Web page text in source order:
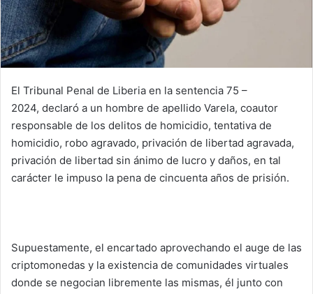
El Tribunal Penal de Liberia en la sentencia 75 –
2024, declaró a un hombre de apellido Varela, coautor
responsable de los delitos de homicidio, tentativa de
homicidio, robo agravado, privación de libertad agravada,
privación de libertad sin ánimo de lucro y daños, en tal
carácter le impuso la pena de cincuenta años de prisión.
Supuestamente, el encartado aprovechando el auge de las
criptomonedas y la existencia de comunidades virtuales
donde se negocian libremente las mismas, él junto con